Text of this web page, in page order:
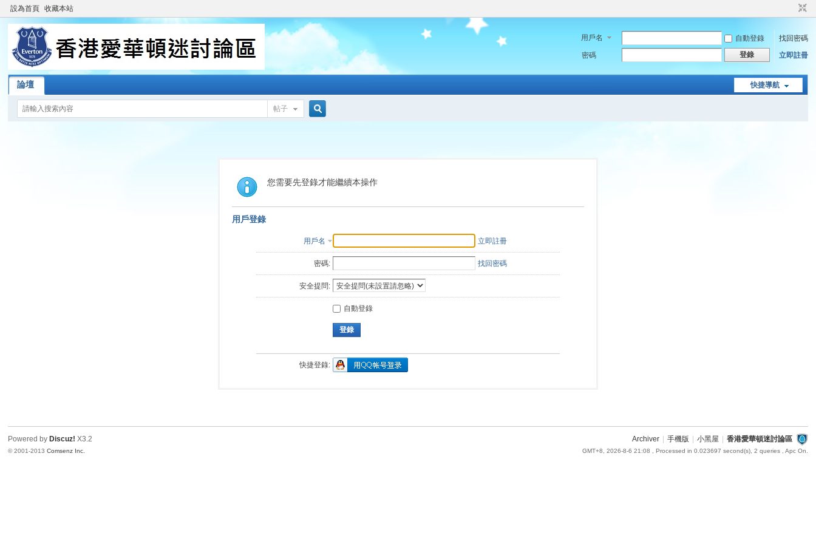
設為首頁 收藏本站
用戶名 自動登錄
找回密碼
密碼
登錄 立即註冊
快捷導航
論壇
帖子
索
您需要先登錄才能繼續本操作
用戶登錄
用戶名 立即註冊
密碼: 找回密碼
安全提問:
自動登錄
登錄
快捷登錄:
Archiver 手機版 小黑屋 香港愛華頓迷討論區
GMT+8, 2026-8-6 21:08 , Processed in 0.023697 second(s), 2 queries , Apc On.
Powered by Discuz! X3.2
© 2001-2013Comsenz Inc.